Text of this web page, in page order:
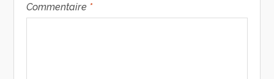
Commentaire *